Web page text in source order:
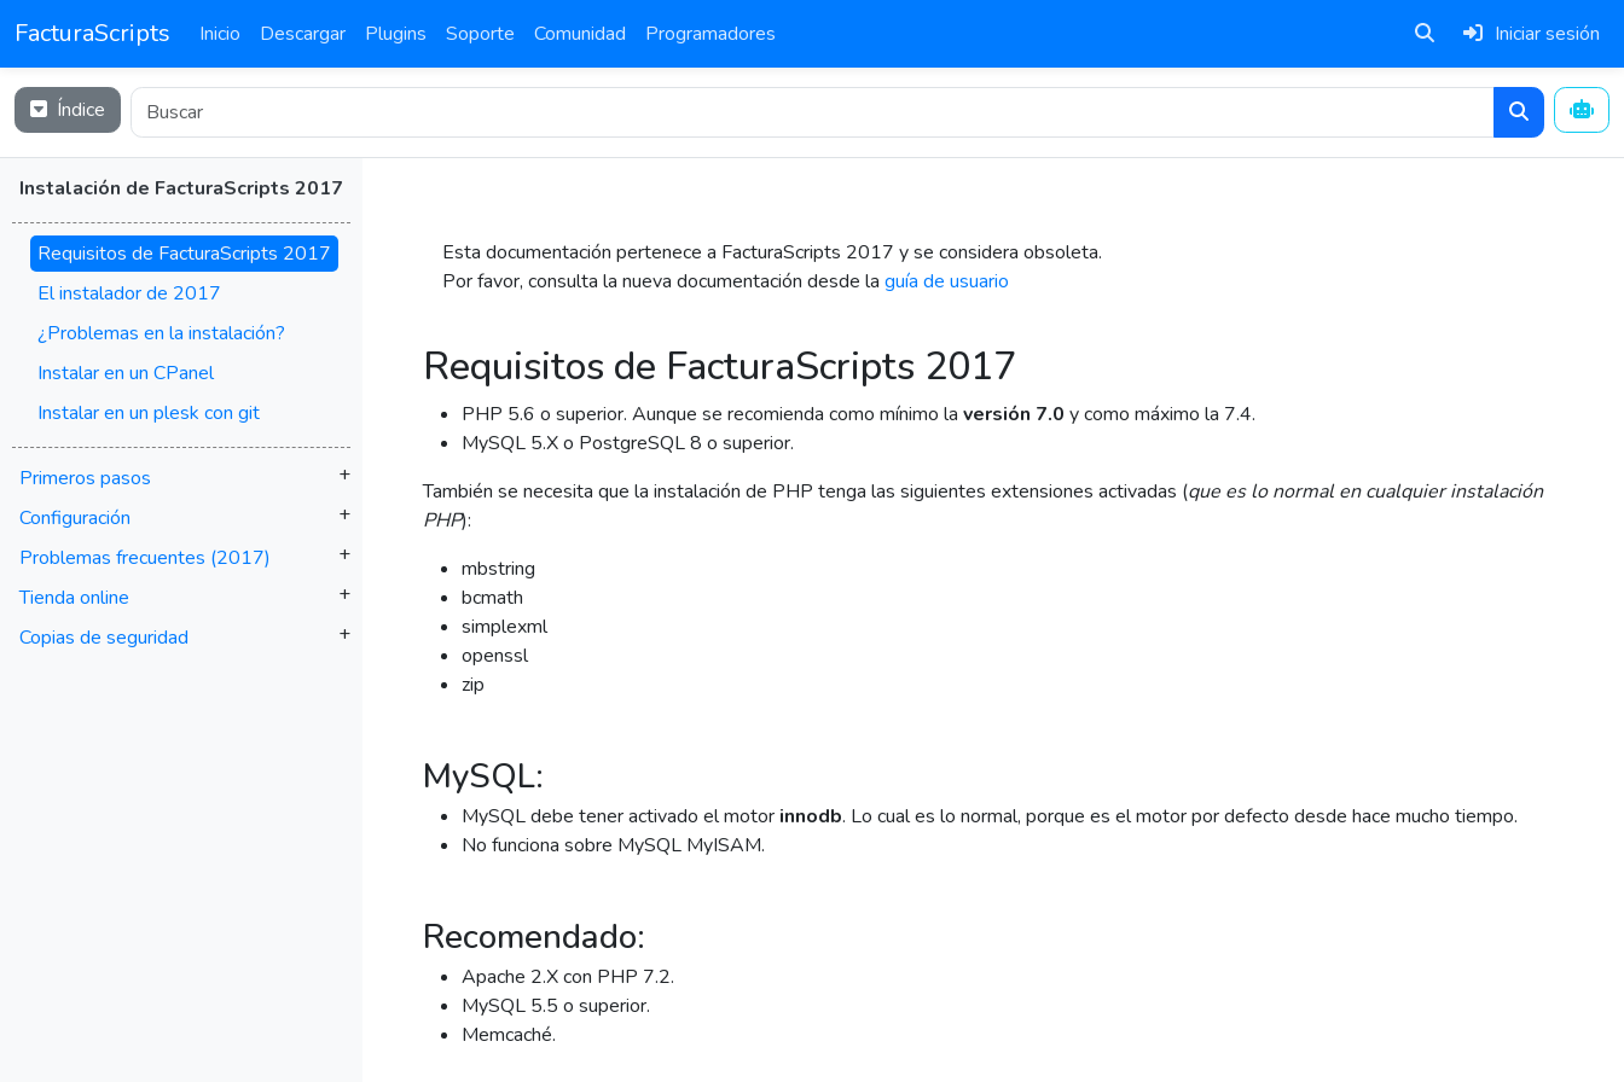
FacturaScripts Inicio Descargar Plugins Soporte Comunidad Programadores Iniciar sesión
Índice
Instalación de FacturaScripts 2017
Requisitos de FacturaScripts 2017
El instalador de 2017
¿Problemas en la instalación?
Instalar en un CPanel
Instalar en un plesk con git
Primeros pasos
+
Configuración
+
Problemas frecuentes (2017)
+
Tienda online
+
Copias de seguridad
+
Esta documentación pertenece a FacturaScripts 2017 y se considera obsoleta.
Por favor, consulta la nueva documentación desde la guía de usuario
Requisitos de FacturaScripts 2017
PHP 5.6 o superior. Aunque se recomienda como mínimo la versión 7.0 y como máximo la 7.4.
MySQL 5.X o PostgreSQL 8 o superior.
También se necesita que la instalación de PHP tenga las siguientes extensiones activadas (que es lo normal en cualquier instalación
PHP):
mbstring
bcmath
simplexml
openssl
zip
MySQL:
MySQL debe tener activado el motor innodb. Lo cual es lo normal, porque es el motor por defecto desde hace mucho tiempo.
No funciona sobre MySQL MyISAM.
Recomendado:
Apache 2.X con PHP 7.2.
MySQL 5.5 o superior.
Memcaché.